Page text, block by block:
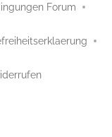
Forum